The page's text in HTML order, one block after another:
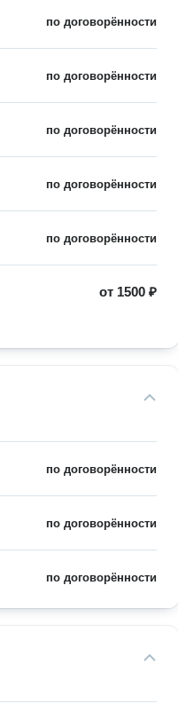
по договорённости
по договорённости
по договорённости
по договорённости
по договорённости
от 1500 ₽
по договорённости
по договорённости
по договорённости